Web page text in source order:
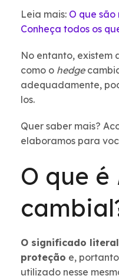
Leia mais: O que são
Conheça todos os
No entanto, existem
como o hedge
adequadamente,
los.
Quer saber mais?
elaboramos para
O que é
O significado
proteção e,
utilizado nesse